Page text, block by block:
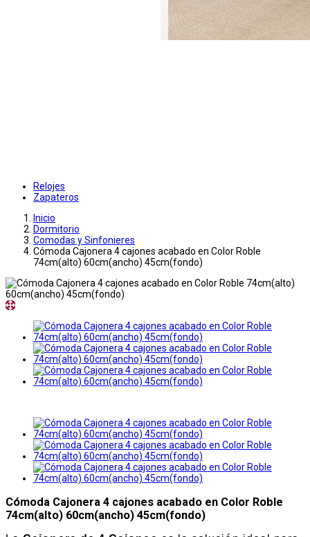
Relojes
Zapateros
Inicio
Dormitorio
Comodas y Sinfonieres
Cómoda Cajonera 4 cajones acabado en Color Roble
74cm(alto) 60cm(ancho) 45cm(fondo)
Cómoda Cajonera 4 cajones acabado en Color Roble
74cm(alto) 60cm(ancho) 45cm(fondo)